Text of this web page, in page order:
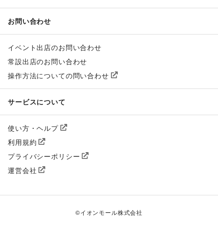
お問い合わせ
イベント出店のお問い合わせ
常設出店のお問い合わせ
操作方法についての問い合わせ
サービスについて
使い方・ヘルプ
利用規約
プライバシーポリシー
運営会社
©イオンモール株式会社